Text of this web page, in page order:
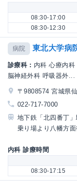
08:30-17:00
08:30-12:30
病院 東北大学病
診療科： 内科 心療内
脳神経外科 呼吸器外...
〒9808574 宮城県
022-717-7000
地下鉄「北四番丁
乗り場より八幡方
内科 診療時間
08:30-17:15